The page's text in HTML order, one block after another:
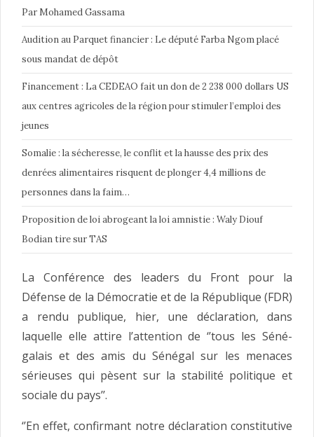
Par Mohamed Gassama
Audition au Parquet financier : Le député Farba Ngom placé
sous mandat de dépôt
Financement : La CEDEAO fait un don de 2 238 000 dollars US
aux centres agricoles de la région pour stimuler l’emploi des
jeunes
Somalie : la sécheresse, le conflit et la hausse des prix des
denrées alimentaires risquent de plonger 4,4 millions de
personnes dans la faim…
Proposition de loi abrogeant la loi amnistie : Waly Diouf
Bodian tire sur TAS
La Conférence des leaders du Front pour la
Défense de la Dé­mocratie et de la République (FDR)
a rendu publique, hier, une déclaration, dans
laquelle elle at­tire l’attention de ‘’tous les Séné­
galais et des amis du Sénégal sur les menaces
sérieuses qui pèsent sur la stabilité politique et
sociale du pays’’.
‘’En effet, confirmant notre décla­ration constitutive